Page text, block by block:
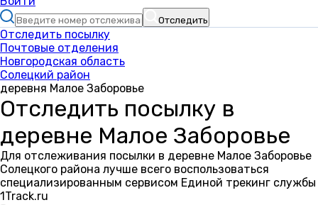
Отследить
Отследить посылку
Почтовые отделения
Новгородская область
Солецкий район
деревня Малое Заборовье
Отследить посылку в
деревне Малое Заборовье
Для отслеживания посылки в деревне Малое Заборовье
Солецкого района лучше всего воспользоваться
специализированным сервисом Единой трекинг службы
1Track.ru